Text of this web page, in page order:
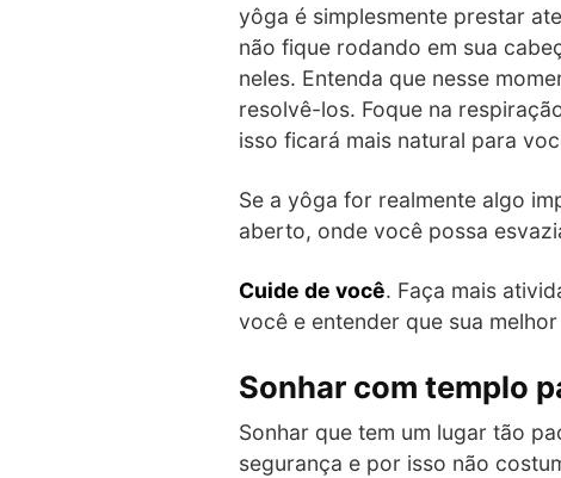
yôga é simplesmente prestar
não fique rodando em sua
neles. Entenda que nesse
resolvê-los. Foque na
isso ficará mais natural para
Se a yôga for realmente algo
aberto, onde você possa
Cuide de você. Faça mais
você e entender que sua
Sonhar com templo
Sonhar que tem um lugar tão
segurança e por isso não